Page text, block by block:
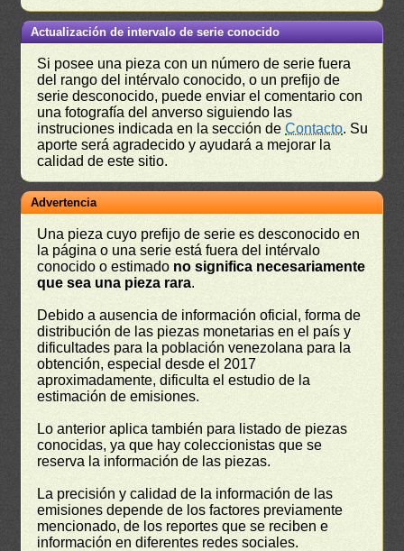
Actualización de intervalo de serie conocido
Si posee una pieza con un número de serie fuera
del rango del intérvalo conocido, o un prefijo de
serie desconocido, puede enviar el comentario con
una fotografía del anverso siguiendo las
instruciones indicada en la sección deContacto. Su
aporte será agradecido y ayudará a mejorar la
calidad de este sitio.
Advertencia
Una pieza cuyo prefijo de serie es desconocido en
la página o una serie está fuera del intérvalo
conocido o estimado no significa necesariamente
que sea una pieza rara.
Debido a ausencia de información oficial, forma de
distribución de las piezas monetarias en el país y
dificultades para la población venezolana para la
obtención, especial desde el 2017
aproximadamente, dificulta el estudio de la
estimación de emisiones.
Lo anterior aplica también para listado de piezas
conocidas, ya que hay coleccionistas que se
reserva la información de las piezas.
La precisión y calidad de la información de las
emisiones depende de los factores previamente
mencionado, de los reportes que se reciben e
información en diferentes redes sociales.